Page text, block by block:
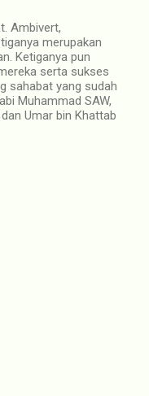
Ambivert,
merupakan
Ketiganya pun
serta sukses
sahabat yang sudah
Muhammad SAW,
Umar bin Khattab